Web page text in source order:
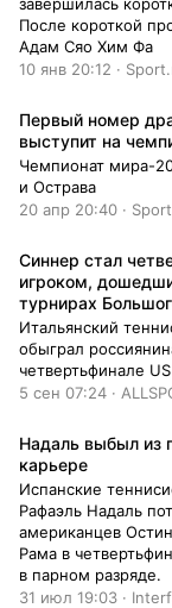
После короткой
Адам Сяо Хим Фа
10 янв 20:12 ·
Первый номер
выступит на
Чемпионат мира-
и Острава
20 апр 20:40 ·
Синнер стал
игроком,
турнирах
Итальянский
обыграл
четвертьфинале
5 сен 07:24 ·
Надаль выбыл из
карьере
Испанские
Рафаэль Надаль
американцев
Рама в
в парном разряде.
31 июл 19:03 ·